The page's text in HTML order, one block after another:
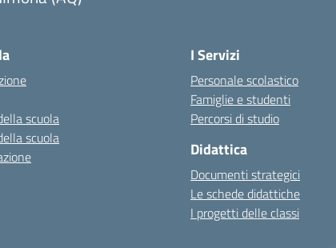
scuola
scuola
I Servizi
Personale scolastico
Famiglie e studenti
Percorsi di studio
Didattica
Documenti strategici
Le schede didattiche
I progetti delle classi